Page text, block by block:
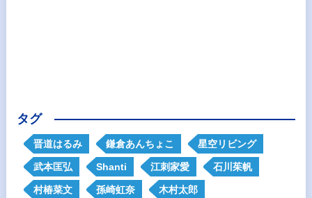
タグ
晋道はるみ 鎌倉あんちょこ 星空リビング
武本匡弘 Shanti 江刺家愛 石川茱帆
村椿菜文 孫崎虹奈 木村太郎